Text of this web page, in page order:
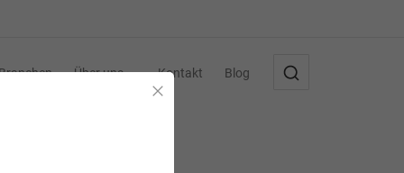
Über uns Kontakt Blog